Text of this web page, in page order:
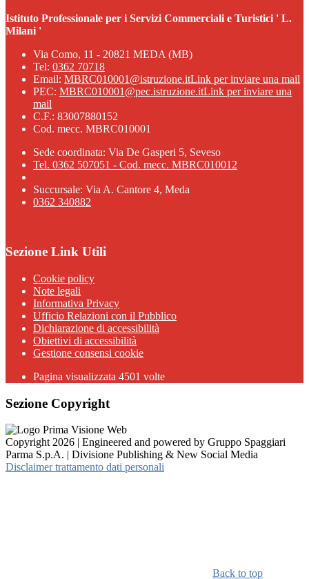
Istituto Professionale per i Servizi Commerciali e Turistici ' L.
Milani '
Via Como, 11 - 20821 MEDA (MB)
Tel: 0362 70718
Email: MBRC010001@istruzione.itLink per inviare una mail
PEC: MBRC010001@pec.istruzione.itLink per inviare una
mail
C.F.: 83007880152
Cod. mecc. MBRC010001
Sede coordinata: Via De Gasperi 5, Seveso
Tel. 0362 507051 - Cod. mecc. MBRC010012
Succursale: Via A. Cantore 4, Meda
0362 340882
Sezione Link Utili
Cookie policy
Note legali
Informativa Privacy
Ufficio Relazioni con il Pubblico
Dichiarazione di accessibilità
Obiettivi di accessibilità
Gestione consensi cookie
Pagina visualizzata 4501 volte
Sezione Copyright
Copyright 2026 | Engineered and powered by Gruppo Spaggiari
Parma S.p.A. | Divisione Publishing & New Social Media
Disclaimer trattamento dati personali
Back to top